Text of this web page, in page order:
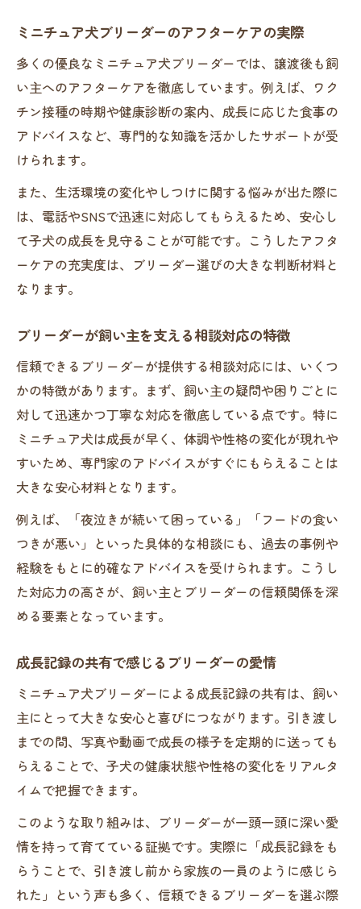
ミニチュア犬ブリーダーのアフターケアの実際
多くの優良なミニチュア犬ブリーダーでは、譲渡後も飼
い主へのアフターケアを徹底しています。例えば、ワク
チン接種の時期や健康診断の案内、成長に応じた食事の
アドバイスなど、専門的な知識を活かしたサポートが受
けられます。
また、生活環境の変化やしつけに関する悩みが出た際に
は、電話やSNSで迅速に対応してもらえるため、安心し
て子犬の成長を見守ることが可能です。こうしたアフタ
ーケアの充実度は、ブリーダー選びの大きな判断材料と
なります。
ブリーダーが飼い主を支える相談対応の特徴
信頼できるブリーダーが提供する相談対応には、いくつ
かの特徴があります。まず、飼い主の疑問や困りごとに
対して迅速かつ丁寧な対応を徹底している点です。特に
ミニチュア犬は成長が早く、体調や性格の変化が現れや
すいため、専門家のアドバイスがすぐにもらえることは
大きな安心材料となります。
例えば、「夜泣きが続いて困っている」「フードの食い
つきが悪い」といった具体的な相談にも、過去の事例や
経験をもとに的確なアドバイスを受けられます。こうし
た対応力の高さが、飼い主とブリーダーの信頼関係を深
める要素となっています。
成長記録の共有で感じるブリーダーの愛情
ミニチュア犬ブリーダーによる成長記録の共有は、飼い
主にとって大きな安心と喜びにつながります。引き渡し
までの間、写真や動画で成長の様子を定期的に送っても
らえることで、子犬の健康状態や性格の変化をリアルタ
イムで把握できます。
このような取り組みは、ブリーダーが一頭一頭に深い愛
情を持って育てている証拠です。実際に「成長記録をも
らうことで、引き渡し前から家族の一員のように感じら
れた」という声も多く、信頼できるブリーダーを選ぶ際